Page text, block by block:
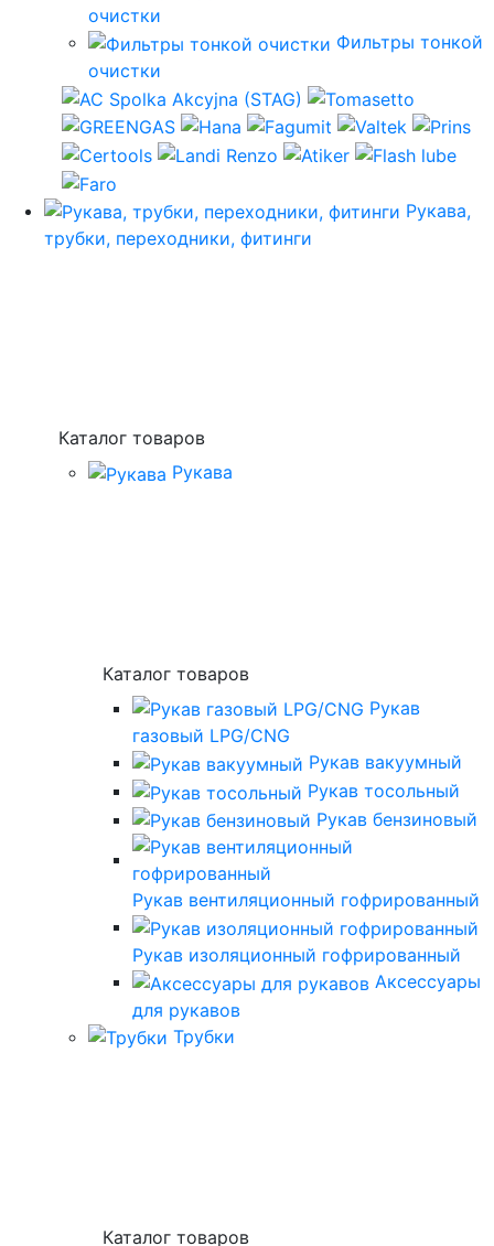
очистки
Фильтры тонкой
очистки
Рукава,
трубки, переходники, фитинги
Каталог товаров
Рукава
Каталог товаров
Рукав
газовый LPG/CNG
Рукав вакуумный
Рукав тосольный
Рукав бензиновый
Рукав вентиляционный гофрированный
Рукав изоляционный гофрированный
Аксессуары
для рукавов
Трубки
Каталог товаров